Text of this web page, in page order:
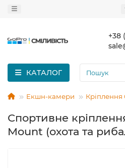
+38
КАТАЛОГ
Екшн-камери Кріплення
Спортивне
Mount (охота та